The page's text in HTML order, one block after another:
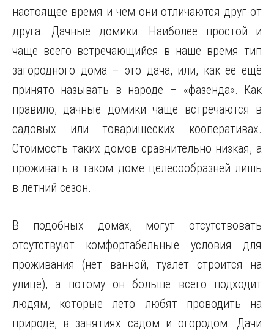
настоящее время и чем они отличаются друг от
друга. Дачные домики. Наиболее простой и
чаще всего встречающийся в наше время тип
загородного дома – это дача, или, как её ещё
принято называть в народе – «фазенда». Как
правило, дачные домики чаще встречаются в
садовых или товарищеских кооперативах.
Стоимость таких домов сравнительно низкая, а
проживать в таком доме целесообразней лишь
в летний сезон.
В подобных домах, могут отсутствовать
отсутствуют комфортабельные условия для
проживания (нет ванной, туалет строится на
улице), а потому он больше всего подходит
людям, которые лето любят проводить на
природе, в занятиях садом и огородом. Дачи